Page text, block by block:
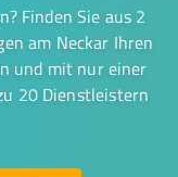
Finden Sie aus 2
am Neckar Ihren
und mit nur einer
20 Dienstleistern